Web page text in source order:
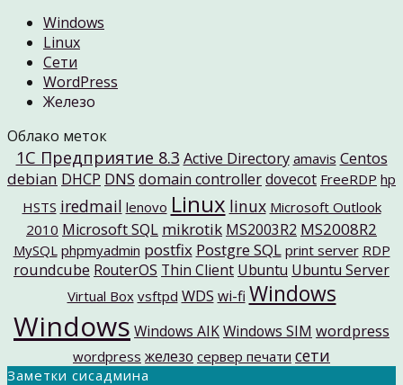
Windows
Linux
Cети
WordPress
Железо
Облако меток
1C Предприятие 8.3 Active Directory amavis Centos
debian DHCP DNS domain controllerdovecot FreeRDP hp
HSTS iredmail lenovo Linux linux Microsoft Outlook
2010 Microsoft SQL mikrotik MS2003R2 MS2008R2
MySQL phpmyadmin postfix Postgre SQL print server RDP
roundcube RouterOS Thin Client Ubuntu Ubuntu Server
Virtual Box vsftpd WDS wi-fi Windows
Windows Windows AIKWindows SIM wordpress
wordpress железо сервер печати сети
Заметки сисадмина